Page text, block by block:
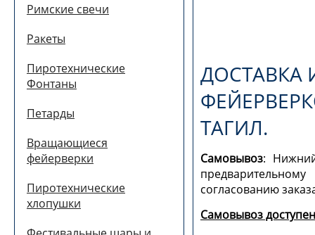
Римские свечи
Ракеты
Пиротехнические
Фонтаны
Петарды
Вращающиеся
фейерверки
Пиротехнические
хлопушки
ДОСТАВКА
ТАГИЛ.
Самовывоз:
согласованию
Самовывоз